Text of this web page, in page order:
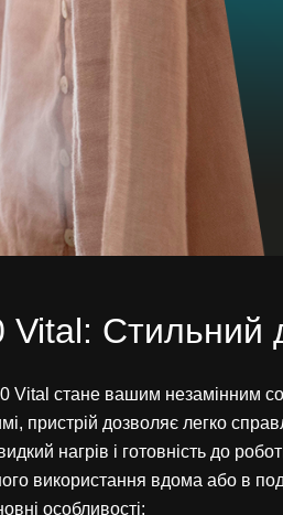
Стильний
стане вашим незамінним
пристрій дозволяє легко
нагрів і готовність до
використання вдома або в
особливості: